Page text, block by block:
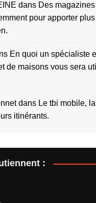
dans Des
pour apporter
En quoi un spécialiste
de maisons vous sera
dans Le tbi mobile,
itinérants.
: